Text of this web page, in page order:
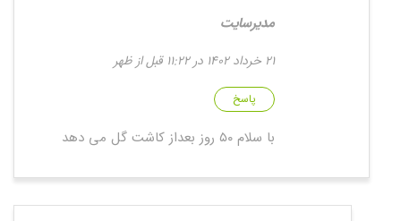
مدیرسایت
21 خرداد 1402 در 11:22 قبل از ظهر
پاسخ
با سلام ۵۰ روز بعداز کاشت گل می دهد